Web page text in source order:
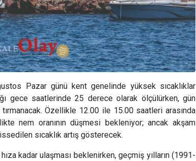
Pazar günü kent genelinde yüksek sıcaklıklar
gece saatlerinde 25 derece olarak ölçülürken, gün
Özellikle 12.00 ile 15.00 saatleri arasında
nem oranının düşmesi bekleniyor; ancak akşam
sıcaklık artış gösterecek.
kadar ulaşması beklenirken, geçmiş yılların (1991-